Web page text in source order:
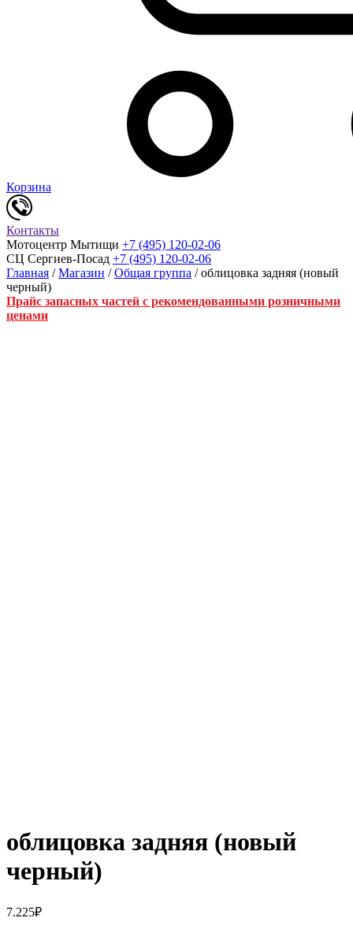
Корзина
Контакты
Мотоцентр Мытищи +7 (495) 120-02-06
СЦ Сергиев-Посад +7 (495) 120-02-06
Главная /Магазин /Общая группа / облицовка задняя (новый
черный)
Прайс запасных частей с рекомендованными розничными
ценами
облицовка задняя (новый
черный)
7.225₽